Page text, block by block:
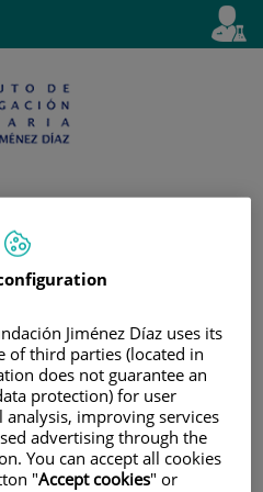
activo
es
Jiménez Díaz uses its
of third parties (located in
does not guarantee an
protection) for user
improving services
advertising through the
You can accept all cookies
"Accept cookies" or